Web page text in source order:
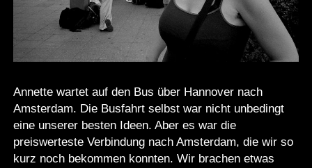
Annette wartet auf den Bus über Hannover nach
Amsterdam. Die Busfahrt selbst war nicht unbedingt
eine unserer besten Ideen. Aber es war die
preiswerteste Verbindung nach Amsterdam, die wir so
kurz noch bekommen konnten. Wir brachen etwas